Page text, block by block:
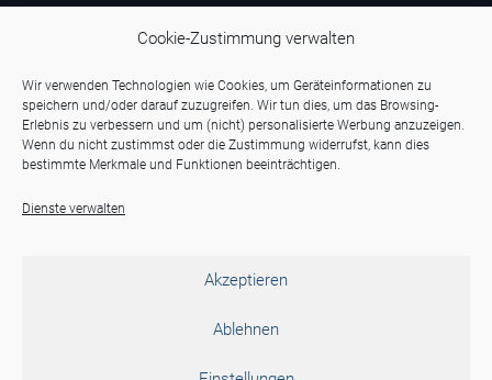
Cookie-Zustimmung verwalten
Wir verwenden Technologien wie Cookies, um Geräteinformationen zu
speichern und/oder darauf zuzugreifen. Wir tun dies, um das Browsing-
Erlebnis zu verbessern und um (nicht) personalisierte Werbung anzuzeigen.
Wenn du nicht zustimmst oder die Zustimmung widerrufst, kann dies
bestimmte Merkmale und Funktionen beeinträchtigen.
Dienste verwalten
Akzeptieren
Ablehnen